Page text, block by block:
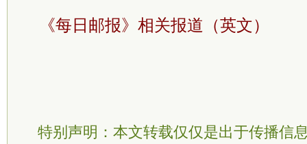
《每日邮报》相关报道（英文）
特别声明：本文转载仅仅是出于传播信